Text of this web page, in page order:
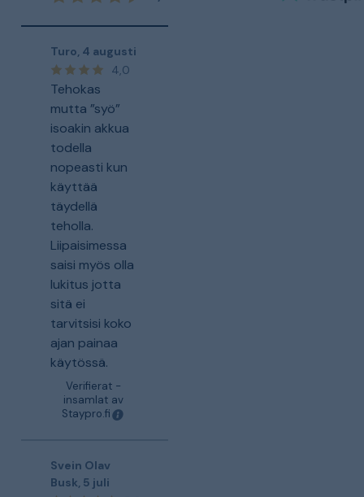
Turo, 4 augusti
4,0
Tehokas
mutta ”syö”
isoakin akkua
todella
nopeasti kun
käyttää
täydellä
teholla.
Liipaisimessa
saisi myös olla
lukitus jotta
sitä ei
tarvitsisi koko
ajan painaa
käytössä.
Verifierat -
insamlat av
Staypro.fi
Svein Olav
Busk, 5 juli